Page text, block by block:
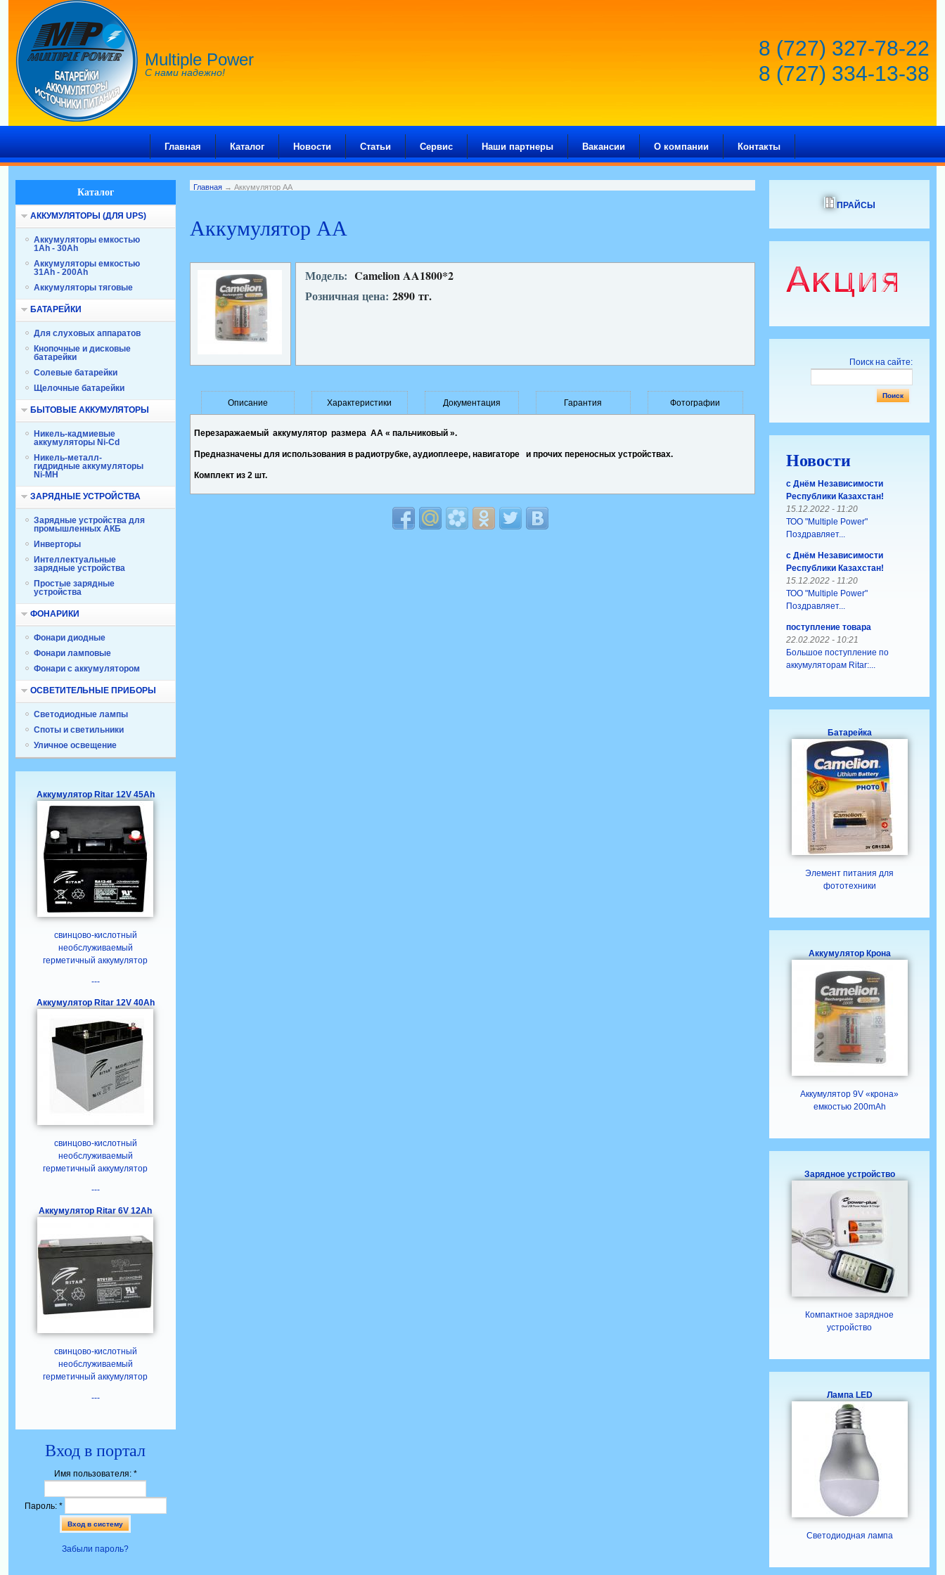
Multiple Power
С нами надежно!
8 (727) 327-78-22
8 (727) 334-13-38
Главная Каталог Новости Статьи Сервис Наши партнеры Вакансии О компании Контакты
Каталог
АККУМУЛЯТОРЫ (ДЛЯ UPS)
Аккумуляторы емкостью
1Ah - 30Ah
Аккумуляторы емкостью
31Ah - 200Ah
Аккумуляторы тяговые
БАТАРЕЙКИ
Для слуховых аппаратов
Кнопочные и дисковые
батарейки
Солевые батарейки
Щелочные батарейки
БЫТОВЫЕ АККУМУЛЯТОРЫ
Никель-кадмиевые
аккумуляторы Ni-Cd
Никель-металл-
гидридные аккумуляторы
Ni-MH
ЗАРЯДНЫЕ УСТРОЙСТВА
Зарядные устройства для
промышленных АКБ
Инверторы
Интеллектуальные
зарядные устройства
Простые зарядные
устройства
ФОНАРИКИ
Фонари диодные
Фонари ламповые
Фонари с аккумулятором
ОСВЕТИТЕЛЬНЫЕ ПРИБОРЫ
Светодиодные лампы
Споты и светильники
Уличное освещение
Аккумулятор Ritar 12V 45Ah
свинцово-кислотный
необслуживаемый
герметичный аккумулятор
---
Аккумулятор Ritar 12V 40Ah
свинцово-кислотный
необслуживаемый
герметичный аккумулятор
---
Аккумулятор Ritar 6V 12Ah
свинцово-кислотный
необслуживаемый
герметичный аккумулятор
---
Вход в портал
Имя пользователя: *
Пароль: *
Забыли пароль?
Главная→ Аккумулятор АА
Аккумулятор АА
Модель: Camelion AA1800*2
Розничная цена: 2890тг.
Описание Характеристики Документация Гарантия Фотографии
Перезаражаемый аккумулятор размера АА « пальчиковый ».
Предназначены для использования в радиотрубке, аудиоплеере, навигаторе и прочих переносных устройствах.
Комплект из 2 шт.
ПРАЙСЫ
Поиск на сайте:
Новости
с Днём Независимости
Республики Казахстан!
15.12.2022 - 11:20
ТОО "Multiple Power"
Поздравляет...
с Днём Независимости
Республики Казахстан!
15.12.2022 - 11:20
ТОО "Multiple Power"
Поздравляет...
поступление товара
22.02.2022 - 10:21
Большое поступление по
аккумуляторам Ritar:...
Батарейка
Элемент питания для
фототехники
Аккумулятор Крона
Аккумулятор 9V «крона»
емкостью 200mAh
Зарядное устройство
Компактное зарядное
устройство
Лампа LED
Светодиодная лампа